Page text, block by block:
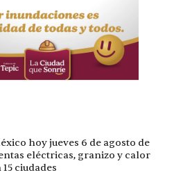
hoy jueves 6 de agosto de
eléctricas, granizo y calor
ciudades